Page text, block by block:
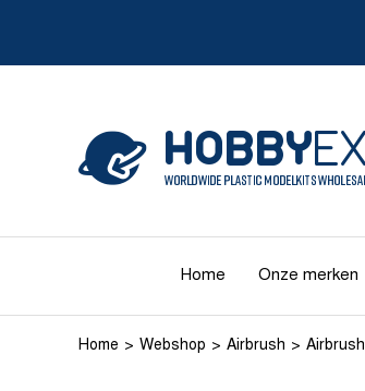
Home Onze merken
Home Webshop Airbrush Airbrush